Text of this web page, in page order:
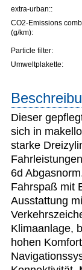
extra-urban::
CO2-Emissions
(g/km):
Particle filter:
Umweltplakette:
Dieser
sich in
starke
6d
Fahrspaß mit
Ausstattung
Klimaanlage,
hohen